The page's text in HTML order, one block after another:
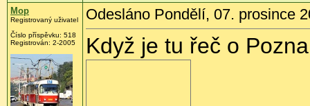
Mop
Registrovaný uživatel
Číslo příspěvku: 518
Registrován: 2-2005
Odesláno Pondělí, 07. prosince
Když je tu řeč o